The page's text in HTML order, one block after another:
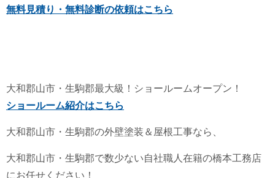
無料見積り・無料診断の依頼はこちら
大和郡山市・生駒郡最大級！ショールームオープン！
ショールーム紹介はこちら
大和郡山市・生駒郡の外壁塗装＆屋根工事なら、
大和郡山市・生駒郡で数少ない自社職人在籍の橋本工務店
にお任せください！